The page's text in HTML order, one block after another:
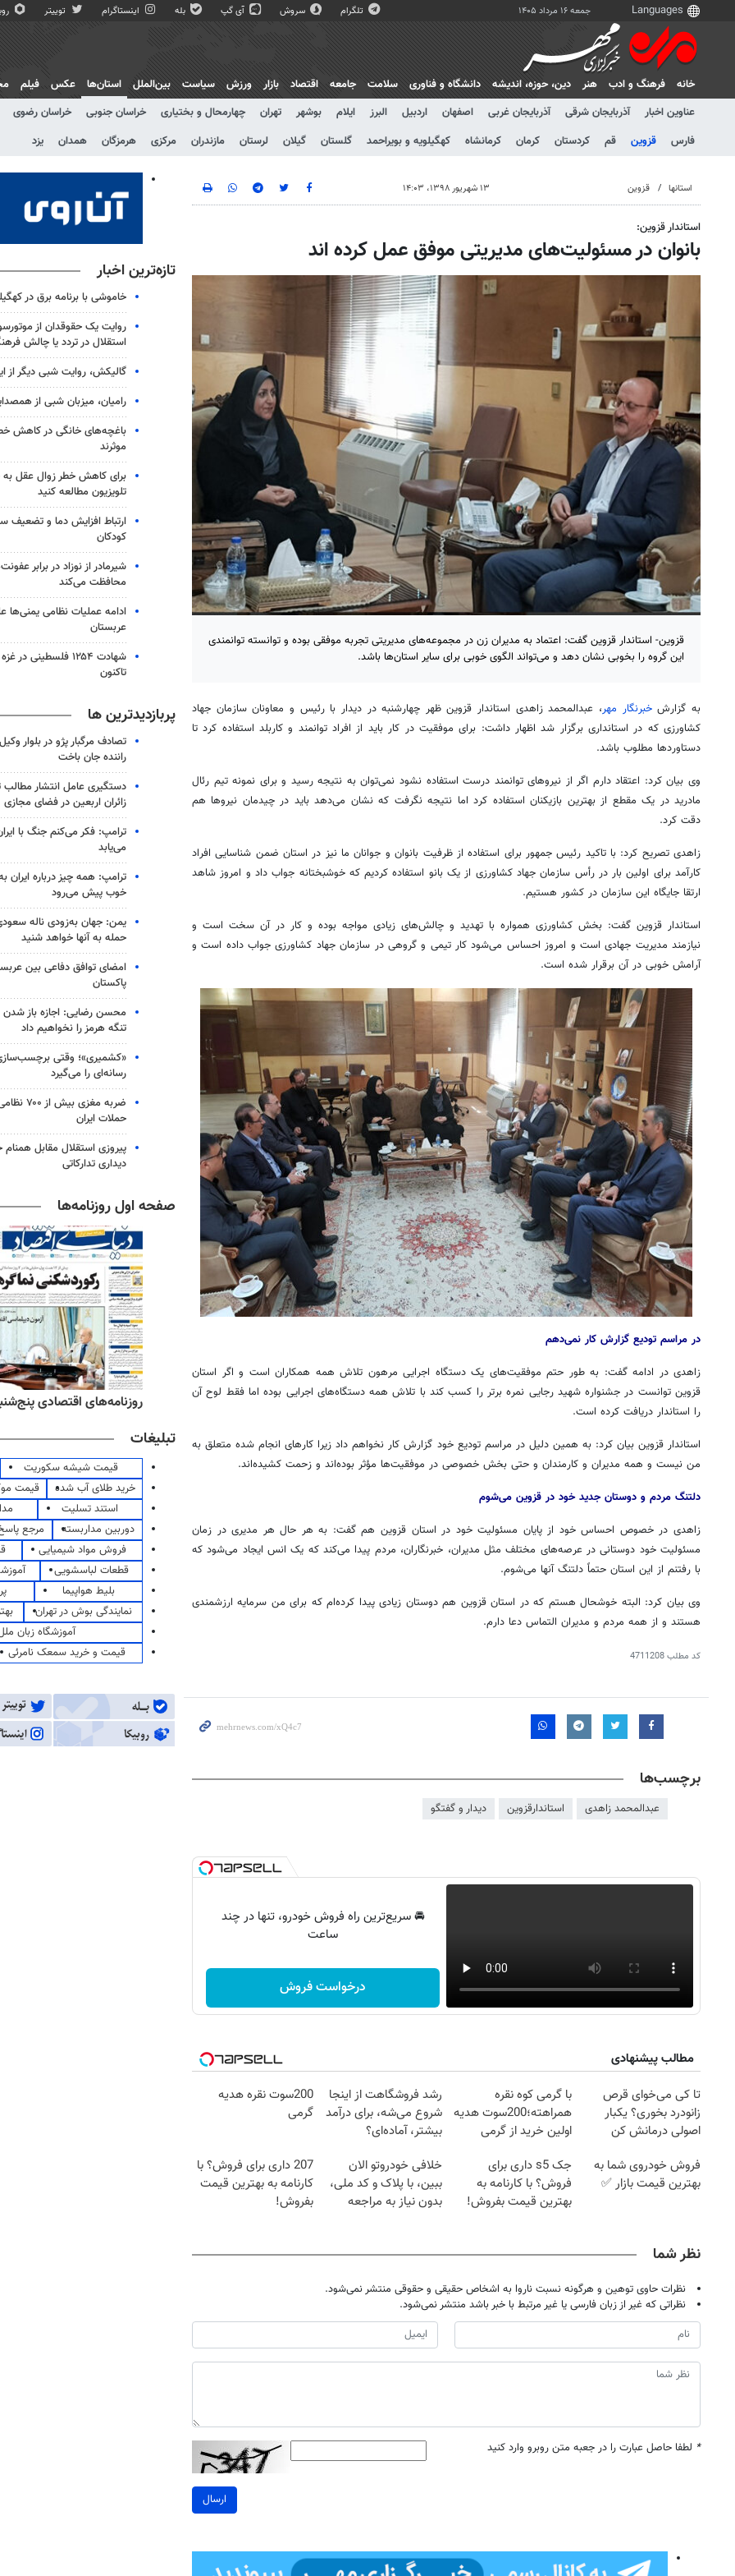
جمعه ۱۶ مرداد ۱۴۰۵ تلگرام سروش آی گپ بله اینستاگرام توییتر
خانه فرهنگ و ادب هنر دين، حوزه، انديشه دانشگاه و فناوری سلامت جامعه اقتصاد بازار ورزش سیاست بین‌الملل
استان‌ها
عناوین اخبار
آذربایجان شرقی آذربایجان غربی اصفهان اردبیل البرز ایلام بوشهر تهران چهارمحال و بختیاری خراسان جنوبی خراسان رضوی
فارس
قزوین قم کردستان کرمان کرمانشاه کهگیلویه و بویراحمد گلستان گیلان لرستان مازندران مرکزی هرمزگان همدان یزد
عکس فیلم
استانها قزوین ۱۳ شهریور ۱۳۹۸، ۱۴:۰۳
استاندار قزوین:
بانوان در مسئولیت‌های مدیریتی موفق عمل کرده اند
قزوین- استاندار قزوین گفت: اعتماد به مدیران زن در مجموعه‌های مدیریتی تجربه موفقی بوده و توانسته توانمندی
این گروه را بخوبی نشان دهد و می‌تواند الگوی خوبی برای سایر استان‌ها باشد.
به گزارشخبرنگار مهر، عبدالمحمد زاهدی استاندار قزوین ظهر چهارشنبه در دیدار با رئیس و معاونان سازمان جهاد
کشاورزی که در استانداری برگزار شد اظهار داشت: برای موفقیت در کار باید از افراد توانمند و کاربلد استفاده کرد تا
دستاوردها مطلوب باشد.
وی بیان کرد: اعتقاد دارم اگر از نیروهای توانمند درست استفاده نشود نمی‌توان به نتیجه رسید و برای نمونه تیم رئال
مادرید در یک مقطع از بهترین بازیکنان استفاده کرد اما نتیجه نگرفت که نشان می‌دهد باید در چیدمان نیروها هم
دقت کرد.
زاهدی تصریح کرد: با تاکید رئیس جمهور برای استفاده از ظرفیت بانوان و جوانان ما نیز در استان ضمن شناسایی افراد
کارآمد برای اولین بار در رأس سازمان جهاد کشاورزی از یک بانو استفاده کردیم که خوشبختانه جواب داد و امروز شاهد
ارتقا جایگاه این سازمان در کشور هستیم.
استاندار قزوین گفت: بخش کشاورزی همواره با تهدید و چالش‌های زیادی مواجه بوده و کار در آن سخت است و
نیازمند مدیریت جهادی است و امروز احساس می‌شود کار تیمی و گروهی در سازمان جهاد کشاورزی جواب داده است و
آرامش خوبی در آن برقرار شده است.
در مراسم تودیع گزارش کار نمی‌دهم
زاهدی در ادامه گفت: به طور حتم موفقیت‌های یک دستگاه اجرایی مرهون تلاش همه همکاران است و اگر استان
قزوین توانست در جشنواره شهید رجایی نمره برتر را کسب کند با تلاش همه دستگاه‌های اجرایی بوده اما فقط لوح آن
را استاندار دریافت کرده است.
استاندار قزوین بیان کرد: به همین دلیل در مراسم تودیع خود گزارش کار نخواهم داد زیرا کارهای انجام شده متعلق به
من نیست و همه مدیران و کارمندان و حتی بخش خصوصی در موفقیت‌ها مؤثر بوده‌اند و زحمت کشیده‌اند.
دلتنگ مردم و دوستان جدید خود در قزوین می‌شوم
زاهدی در خصوص احساس خود از پایان مسئولیت خود در استان قزوین هم گفت: به هر حال هر مدیری در زمان
مسئولیت خود دوستانی در عرصه‌های مختلف مثل مدیران، خبرنگاران، مردم پیدا می‌کند که یک انس ایجاد می‌شود که
با رفتنم از این استان حتماً دلتنگ آنها می‌شوم.
وی بیان کرد: البته خوشحال هستم که در استان قزوین هم دوستان زیادی پیدا کرده‌ام که برای من سرمایه ارزشمندی
هستند و از همه مردم و مدیران التماس دعا دارم.
کد مطلب4711208
برچسب‌ها
عبدالمحمد زاهدی استاندارقزوین دیدار و گفتگو
🚘 سریع‌ترین راه فروش خودرو، تنها در چند
ساعت
درخواست فروش
مطالب پیشنهادی
تا کی می‌خوای قرص
زانودرد بخوری؟ یکبار
اصولی درمانش کن
با گرمی کوه نقره
همراهته؛200سوت هدیه
اولین خرید از گرمی
رشد فروشگاهت از اینجا
شروع می‌شه، برای درآمد
بیشتر، آماده‌ای؟
200سوت نقره هدیه
گرمی
فروش خودروی شما به
بهترین قیمت بازار ✅
جک s5 داری برای
فروش؟ با کارنامه به
بهترین قیمت بفروش!
خلافی خودروتو الان
ببین، با پلاک و کد ملی،
بدون نیاز به مراجعه
207 داری برای فروش؟ با
کارنامه به بهترین قیمت
بفروش!
نظر شما
نظرات حاوی توهین و هرگونه نسبت ناروا به اشخاص حقیقی و حقوقی منتشر نمی‌شود.
نظراتی که غیر از زبان فارسی یا غیر مرتبط با خبر باشد منتشر نمی‌شود.
* لطفا حاصل عبارت را در جعبه متن روبرو وارد کنید
ارسال
تازه‌ترین اخبار
خاموشی با برنامه برق در
روایت یک حقوقدان از
استقلال در تردد یا چالش
گالیکش، روایت شبی دیگر از
رامیان، میزبان شبی از
باغچه‌های خانگی در کاهش
موثرند
برای کاهش خطر زوال عقل به
تلویزیون مطالعه کنید
ارتباط افزایش دما و تضعیف
کودکان
شیرمادر از نوزاد در برابر
محافظت می‌کند
ادامه عملیات نظامی یمنی‌ها
عربستان
شهادت ۱۲۵۴ فلسطینی
تاکنون
پربازدیدترین ها
تصادف مرگبار پژو در بلوار
راننده جان باخت
دستگیری عامل انتشار مطالب
زائران اربعین در فضای مجازی
ترامپ: فکر می‌کنم جنگ با
می‌یابد
ترامپ: همه چیز درباره ایران
خوب پیش می‌رود
یمن: جهان به‌زودی ناله
حمله به آنها خواهد شنید
امضای توافق دفاعی بین
پاکستان
محسن رضایی: اجازه باز
تنگه هرمز را نخواهیم داد
«کشمیری»؛ وقتی
رسانه‌ای را می‌گیرد
ضربه مغزی
حملات ایران
پیروزی استقلال مقابل همنام
دیداری تدارکاتی
صفحه اول روزنامه‌ها
روزنامه‌های صبح پنج‌شنبه ۱۵ مرداد ۱۴۰۵ روزنامه‌های ورزشی پنج‌شنبه ۱۵ مرداد ۱۴۰۵ روزنامه‌های اقتصادی پنج‌شنبه ۱۵ مرداد
تبلیغات
قیمت شیشه سکوریت
خرید طلای آب شده
قیمت
استند تسلیت
دوربین مداربسته
مرجع
فروش مواد شیمیایی
قطعات لباسشویی
بلیط هواپیما
نمایندگی بوش در تهران
آموزشگاه زبان
قیمت و خرید سمعک نامرئی